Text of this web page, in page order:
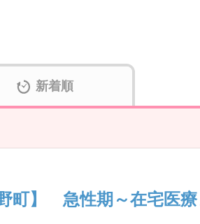
新着順
野町】 急性期～在宅医